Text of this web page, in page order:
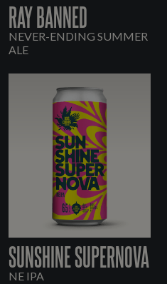
RAY BANNED
NEVER-ENDING SUMMER
ALE
SUNSHINE SUPERNOVA
NE IPA